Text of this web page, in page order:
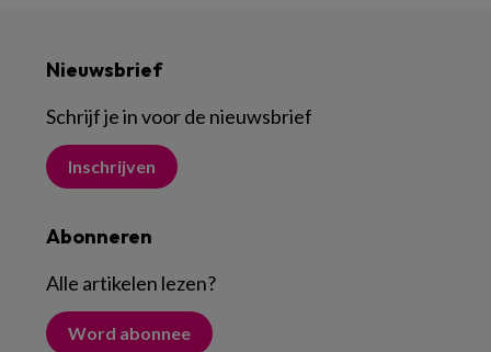
Nieuwsbrief
Schrijf je in voor de nieuwsbrief
Inschrijven
Abonneren
Alle artikelen lezen?
Word abonnee